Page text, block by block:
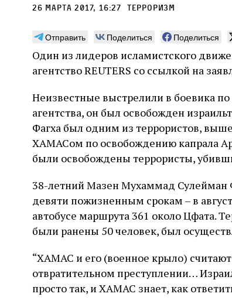
26 марта 2017, 16:27 терроризм
Отправить Поделиться Поделиться
Один из лидеров исламистского
агентство REUTERS со ссылкой на
Неизвестные выстрелили в боевика
агентства, он был освобожден
Фагха был одним из террористов,
ХАМАСом по освобождению капрала
были освобождены террористы,
38-летний Мазен Мухаммад Сулейман
девяти пожизненным срокам – в
автобусе маршрута 361 около Цфата.
были ранены 50 человек, был
“ХАМАС и его (военное крыло)
отвратительном преступлении…
просто так, и ХАМАС знает, как
неделя, изменившая
судьбу еврейского
Примерно за полторы недели до начала
погромов Ребе совершал поездку по святым
местам Эрец‑Исраэль. Он посетил, в
стену. Он, несомненно, почувствовал
необычайное напряжение и сознательно
отказался приходить к Стене в Тиша бе‑Ав,
чтобы не собирать вокруг себя большое
количество хасидов и жителей города и тем
самым не усиливать напряжённость
Ицкович